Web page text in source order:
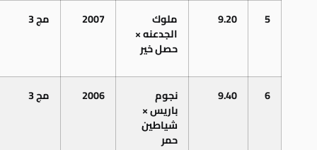
5
9.20 ملوك
الجدعنه ×
حصل خير
2007 مج 3
6
9.40 نجوم
باريس ×
شياطين
حمر
2006 مج 3